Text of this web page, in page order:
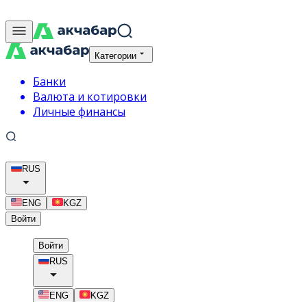
Категории
Банки
Валюта и котировки
Личные финансы
RUS
ENG
KGZ
Войти
Войти
RUS
ENG KGZ